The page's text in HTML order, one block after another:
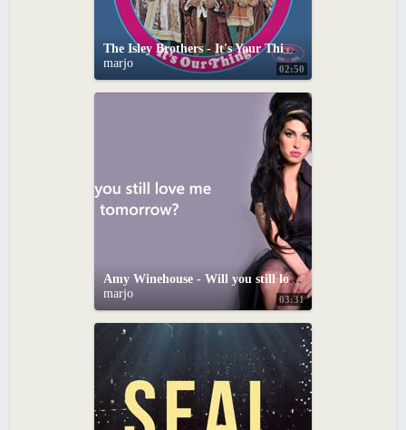
02:50
The Isley Brothers - It's Your Thing (Audio)
marjo
03:31
Amy Winehouse - Will you still love me tomorrow (with lyrics)
marjo